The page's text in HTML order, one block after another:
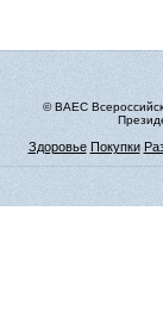
© ВАЕС
Здоровье Покупки